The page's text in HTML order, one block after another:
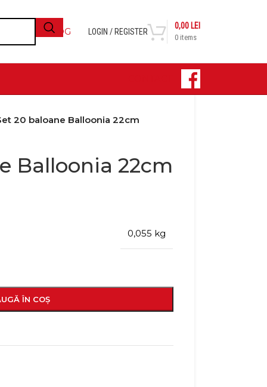
BLOG LOGIN / REGISTER
0 items
0,00 LEI
20 baloane Balloonia 22cm
Balloonia 22cm
0,055 kg
ÎN COȘ